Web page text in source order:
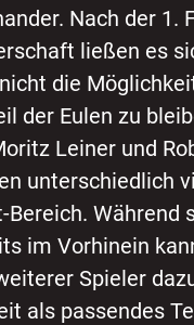
Nach der 1.
ließen es
die
der Eulen zu
Leiner und
unterschiedlich
Bereich. Während
im Vorhinein
Spieler
als passendes